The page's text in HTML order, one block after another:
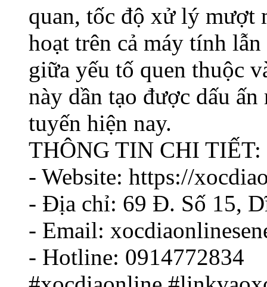
quan, tốc độ xử lý mượt
hoạt trên cả máy tính
giữa yếu tố quen thuộc
này dần tạo được dấu
tuyến hiện nay.
THÔNG TIN CHI TIẾT:
- Website: https://
- Địa chỉ: 69 Đ. Số 15,
- Email:
- Hotline: 0914772834